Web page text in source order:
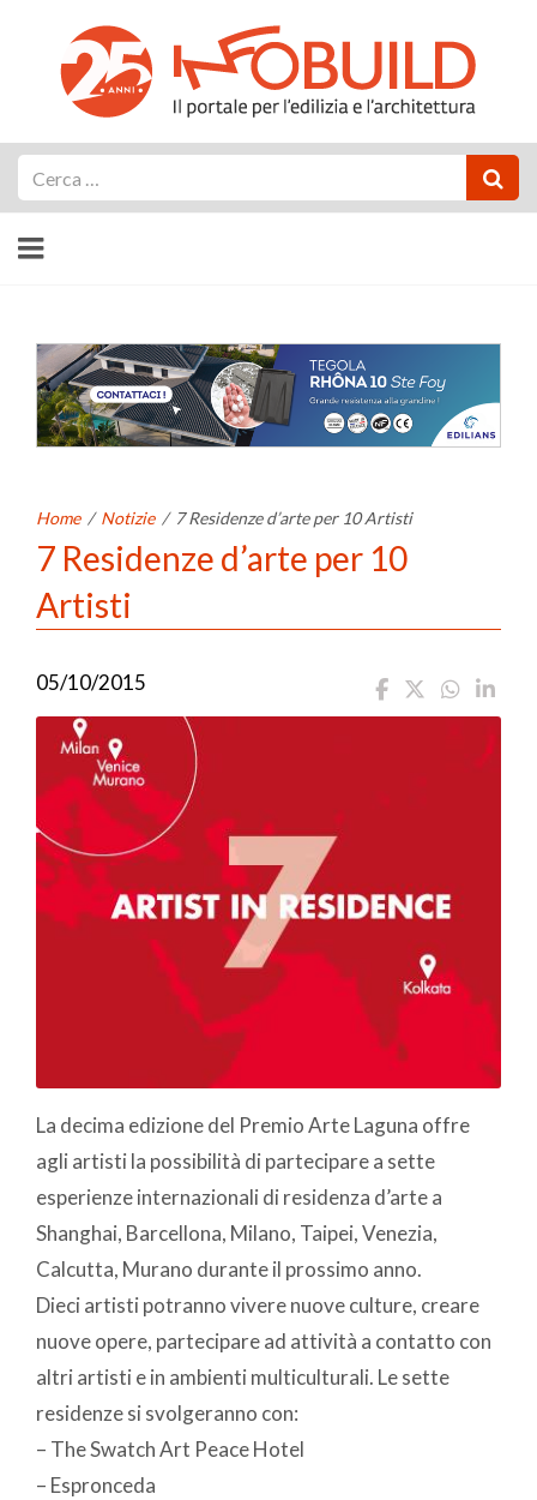
Home / Notizie / 7 Residenze d’arte per 10 Artisti
7 Residenze d’arte per 10
Artisti
05/10/2015
La decima edizione del Premio Arte Laguna offre
agli artisti la possibilità di partecipare a sette
esperienze internazionali di residenza d’arte a
Shanghai, Barcellona, Milano, Taipei, Venezia,
Calcutta, Murano durante il prossimo anno.
Dieci artisti potranno vivere nuove culture, creare
nuove opere, partecipare ad attività a contatto con
altri artisti e in ambienti multiculturali. Le sette
residenze si svolgeranno con:
– The Swatch Art Peace Hotel
– Espronceda